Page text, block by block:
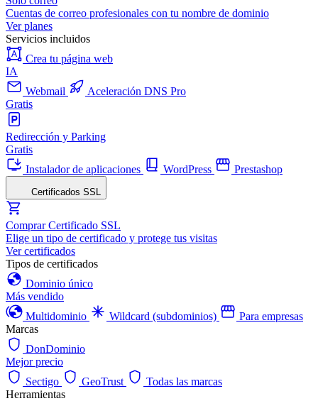
Cuentas de correo profesionales con tu nombre de dominio
Ver planes
Servicios incluidos
Crea tu página web
IA
Webmail
Aceleración DNS Pro
Gratis
Redirección y Parking
Gratis
Instalador de aplicaciones
WordPress Prestashop
Certificados SSL
Comprar Certificado SSL
Elige un tipo de certificado y protege tus visitas
Ver certificados
Tipos de certificados
Dominio único
Más vendido
Multidominio
Wildcard (subdominios)
Para empresas
Marcas
DonDominio
Mejor precio
Sectigo
GeoTrust
Todas las marcas
Herramientas